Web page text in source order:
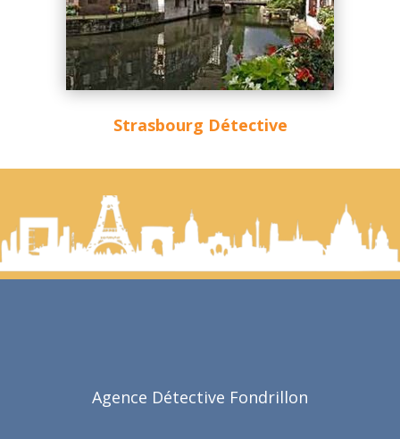
Strasbourg Détective
Agence Détective Fondrillon